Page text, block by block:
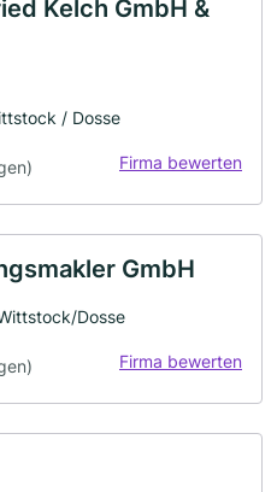
Kelch GmbH &
/ Dosse
Firma bewerten
GmbH
Dosse
Firma bewerten